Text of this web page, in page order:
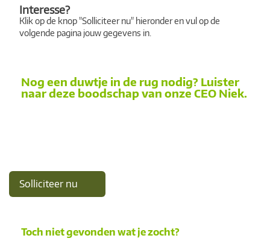
Interesse?
Klik op de knop "Solliciteer nu" hieronder en vul op de
volgende pagina jouw gegevens in.
Nog een duwtje in de rug nodig? Luister
naar deze boodschap van onze CEO Niek.
Solliciteer nu
Toch niet gevonden wat je zocht?